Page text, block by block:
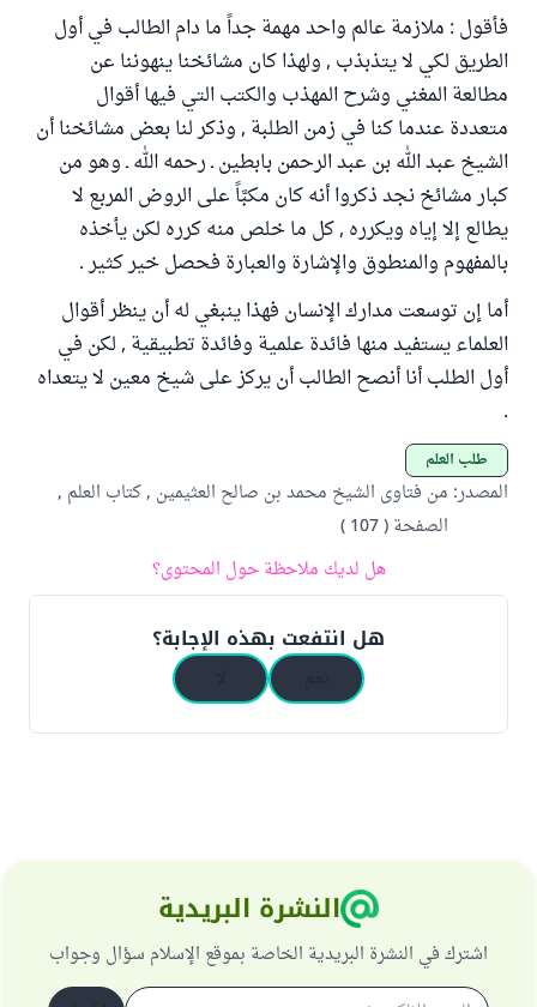
فأقول : ملازمة عالم واحد مهمة جداً ما دام الطالب في أول
الطريق لكي لا يتذبذب , ولهذا كان مشائخنا ينهوننا عن
مطالعة المغني وشرح المهذب والكتب التي فيها أقوال
متعددة عندما كنا في زمن الطلبة , وذكر لنا بعض مشائخنا أن
الشيخ عبد الله بن عبد الرحمن بابطين ـ رحمه الله ـ وهو من
كبار مشائخ نجد ذكروا أنه كان مكبَّاً على الروض المربع لا
يطالع إلا إياه ويكرره , كل ما خلص منه كرره لكن يأخذه
بالمفهوم والمنطوق والإشارة والعبارة فحصل خير كثير .
أما إن توسعت مدارك الإنسان فهذا ينبغي له أن ينظر أقوال
العلماء يستفيد منها فائدة علمية وفائدة تطبيقية , لكن في
أول الطلب أنا أنصح الطالب أن يركز على شيخ معين لا يتعداه
.
طلب العلم
المصدر: من فتاوى الشيخ محمد بن صالح العثيمين , كتاب العلم ,
الصفحة ( 107 )
هل لديك ملاحظة حول المحتوى؟
هل انتفعت بهذه الإجابة؟
النشرة البريدية
اشترك في النشرة البريدية الخاصة بموقع الإسلام سؤال وجواب